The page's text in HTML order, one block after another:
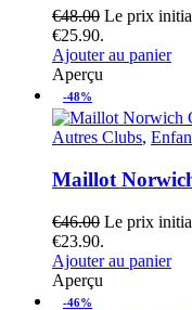
€48.00 Le prix
€25.90.
Ajouter au panier
Aperçu
-48%
Autres Clubs,
Maillot
€46.00 Le prix
€23.90.
Ajouter au panier
Aperçu
-46%